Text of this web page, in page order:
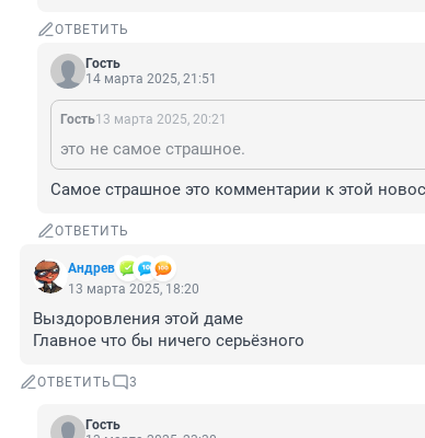
ОТВЕТИТЬ
Гость
14 марта 2025, 21:51
Гость13 марта 2025, 20:21
это не самое страшное.
Самое страшное это комментарии к этой
ОТВЕТИТЬ
Андрев
13 марта 2025, 18:20
Выздоровления этой даме
Главное что бы ничего серьёзного
ОТВЕТИТЬ 3
Гость